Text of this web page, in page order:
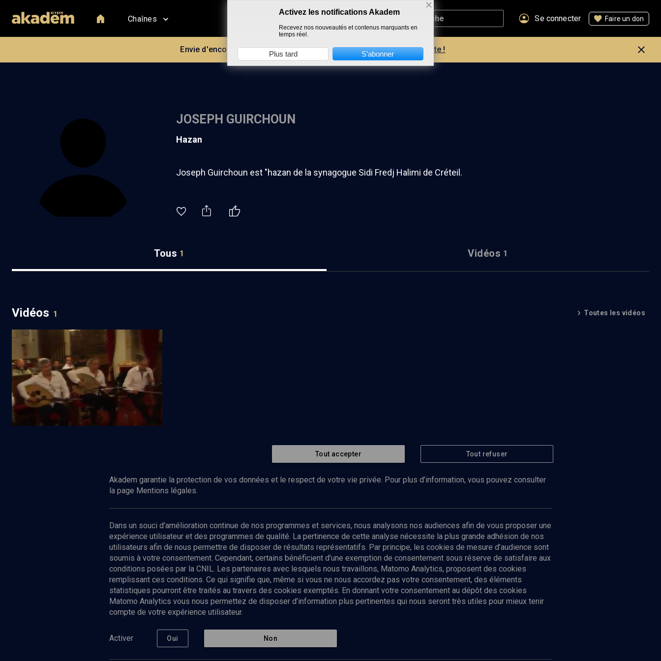
Chaînes Se connecter Faire un don
Envie d'encore plus d'AKADEM ? Découvrez les avantages d'un compte !
JOSEPH GUIRCHOUN
hazan
Joseph Guirchoun est "hazan de la synagogue Sidi Fredj Halimi de Créteil.
Tous 1 Vidéos 1
Vidéos 1 Toutes les vidéos
'Hazanout aux Tournelles - n° 1
Abonnez-vous à notre newsletter
Envoyer
Nos Chaines
Culture
Politique de protection des données
personnelles
Tout accepter Tout refuser
Akadem garantie la protection de vos données et le respect de votre vie privée. Pour plus d’information, vous pouvez consulter
la page Mentions légales.
Dans un souci d’amélioration continue de nos programmes et services, nous analysons nos audiences afin de vous proposer une
expérience utilisateur et des programmes de qualité. La pertinence de cette analyse nécessite la plus grande adhésion de nos
utilisateurs afin de nous permettre de disposer de résultats représentatifs. Par principe, les cookies de mesure d’audience sont
soumis à votre consentement. Cependant, certains bénéficient d’une exemption de consentement sous réserve de satisfaire aux
conditions posées par la CNIL. Les partenaires avec lesquels nous travaillons, Matomo Analytics, proposent des cookies
remplissant ces conditions. Ce qui signifie que, même si vous ne nous accordez pas votre consentement, des éléments
statistiques pourront être traités au travers des cookies exemptés. En donnant votre consentement au dépôt des cookies
Matomo Analytics vous nous permettez de disposer d’information plus pertinentes qui nous seront très utiles pour mieux tenir
compte de votre expérience utilisateur.
Activer Oui Non
Activez les notifications Akadem
Recevez nos nouveautés et contenus marquants en
temps réel.
Plus tard S’abonner